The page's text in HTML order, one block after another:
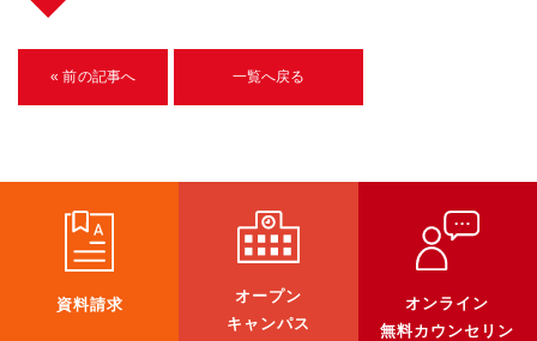
《リスキリング補助金コース》
入学案内
受講生紹介
イベント
« 前の記事へ 一覧へ戻る
資料請求
オープン
キャンパス
オンライン
無料カウンセリン